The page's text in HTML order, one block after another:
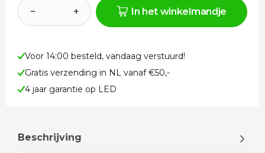
− + In het winkelmandje
Voor 14:00 besteld, vandaag verstuurd!
Gratis verzending in NL vanaf €50,-
4 jaar garantie op LED
Beschrijving